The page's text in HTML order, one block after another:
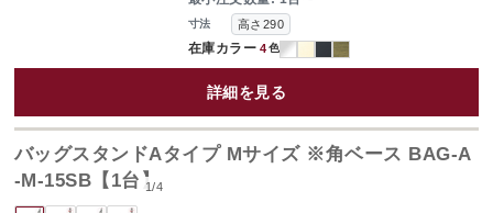
寸法 高さ290
在庫カラー 4色
詳細を見る
1/4
バッグスタンドAタイプ Mサイズ ※角ベース BAG-A
-M-15SB【1台】